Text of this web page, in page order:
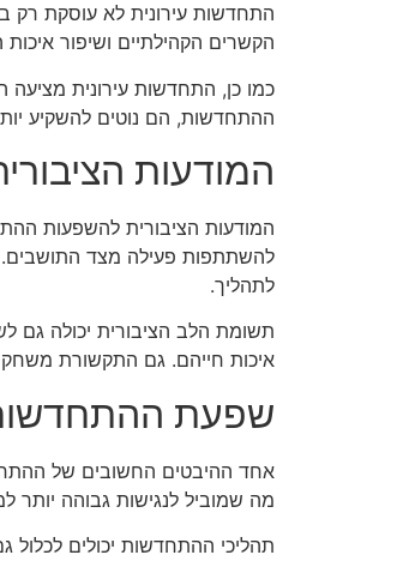
התחדשות עירונית לא עוסקת רק
הקשרים הקהילתיים ושיפור
כמו כן, התחדשות עירונית
ההתחדשות, הם נוטים להשקיע
המודעות
המודעות הציבורית להשפעות
להשתתפות פעילה מצד התושבים.
לתהליך.
תשומת הלב הציבורית יכולה גם
איכות חייהם. גם התקשורת
שפעת
אחד ההיבטים החשובים של
מה שמוביל לנגישות גבוהה יותר
תהליכי ההתחדשות יכולים